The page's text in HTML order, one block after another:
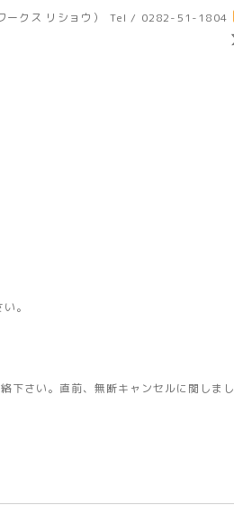
クス リショウ） Tel / 0282-51-1804
。
下さい。直前、無断キャンセルに関しまし